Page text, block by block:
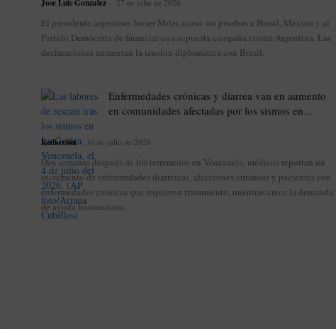
Jose Luis Gonzalez 27 de julio de 2026
El presidente argentino Javier Milei acusó sin pruebas a Brasil, México y al
Partido Demócrata de financiar una supuesta campaña contra Argentina. Las
declaraciones aumentan la tensión diplomática con Brasil.
Enfermedades crónicas y diarrea van en aumento
en comunidades afectadas por los sismos en...
Redacción - 10 de julio de 2026
Dos semanas después de los terremotos en Venezuela, médicos reportan un
incremento de enfermedades diarreicas, afecciones cutáneas y pacientes con
enfermedades crónicas que requieren tratamiento, mientras crece la demanda
de ayuda humanitaria.